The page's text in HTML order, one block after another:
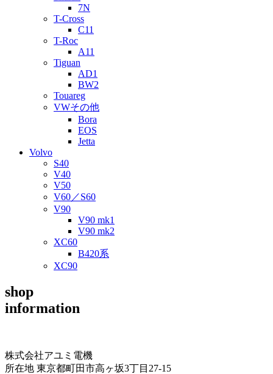
7N
T-Cross
C11
T-Roc
A11
Tiguan
AD1
BW2
Touareg
VWその他
Bora
EOS
Jetta
Volvo
S40
V40
V50
V60／S60
V90
V90 mk1
V90 mk2
XC60
B420系
XC90
shop
information
株式会社アユミ電機
所在地 東京都町田市高ヶ坂3丁目27‐15